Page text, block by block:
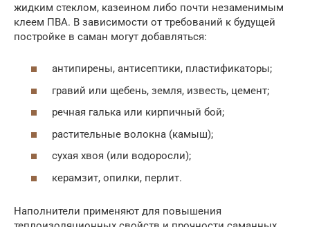
жидким стеклом, казеином либо почти незаменимым
клеем ПВА. В зависимости от требований к будущей
постройке в саман могут добавляться:
антипирены, антисептики, пластификаторы;
гравий или щебень, земля, известь, цемент;
речная галька или кирпичный бой;
растительные волокна (камыш);
сухая хвоя (или водоросли);
керамзит, опилки, перлит.
Наполнители применяют для повышения